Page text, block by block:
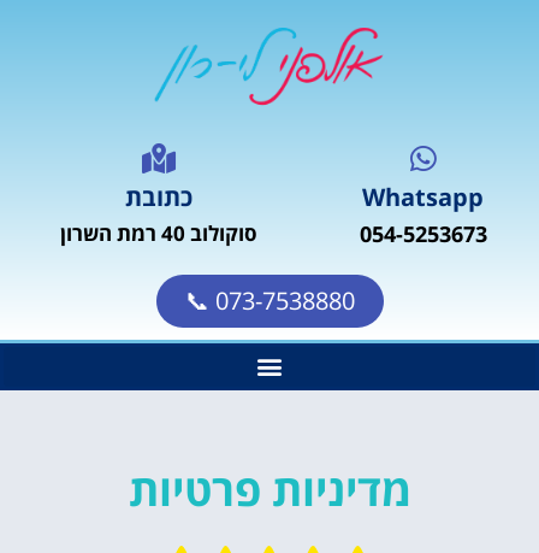
Whatsapp
054-5253673
כתובת
סוקולוב 40 רמת השרון
073-7538880 📞
מדיניות פרטיות